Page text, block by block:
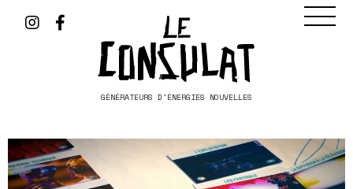
GÉNÉRATEURS D'ÉNERGIES NOUVELLES